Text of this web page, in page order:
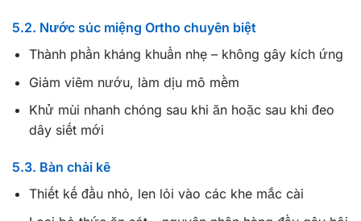
5.2. Nước súc miệng Ortho chuyên biệt
Thành phần kháng khuẩn nhẹ – không gây kích ứng
Giảm viêm nướu, làm dịu mô mềm
Khử mùi nhanh chóng sau khi ăn hoặc sau khi đeo
dây siết mới
5.3. Bàn chải kẽ
Thiết kế đầu nhỏ, len lỏi vào các khe mắc cài